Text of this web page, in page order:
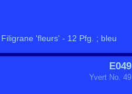
'fleurs' - 12 Pfg. ; bleu
E049
Yvert No. 49